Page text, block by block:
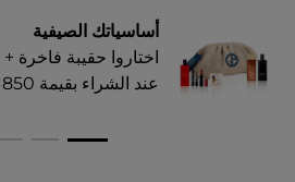
أساسياتك الصيفية
عند الشراء بقيمة 850 درهم.​